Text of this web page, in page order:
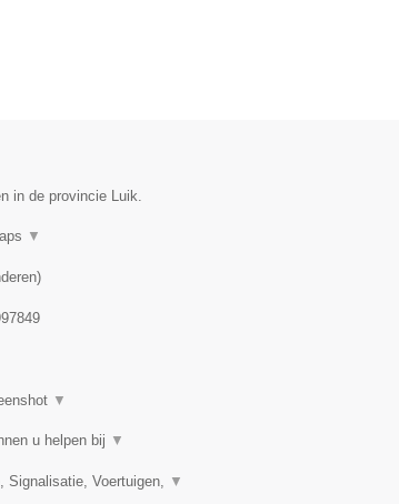
in de provincie Luik.
▼
)
▼
u helpen bij ▼
Signalisatie, Voertuigen, ▼